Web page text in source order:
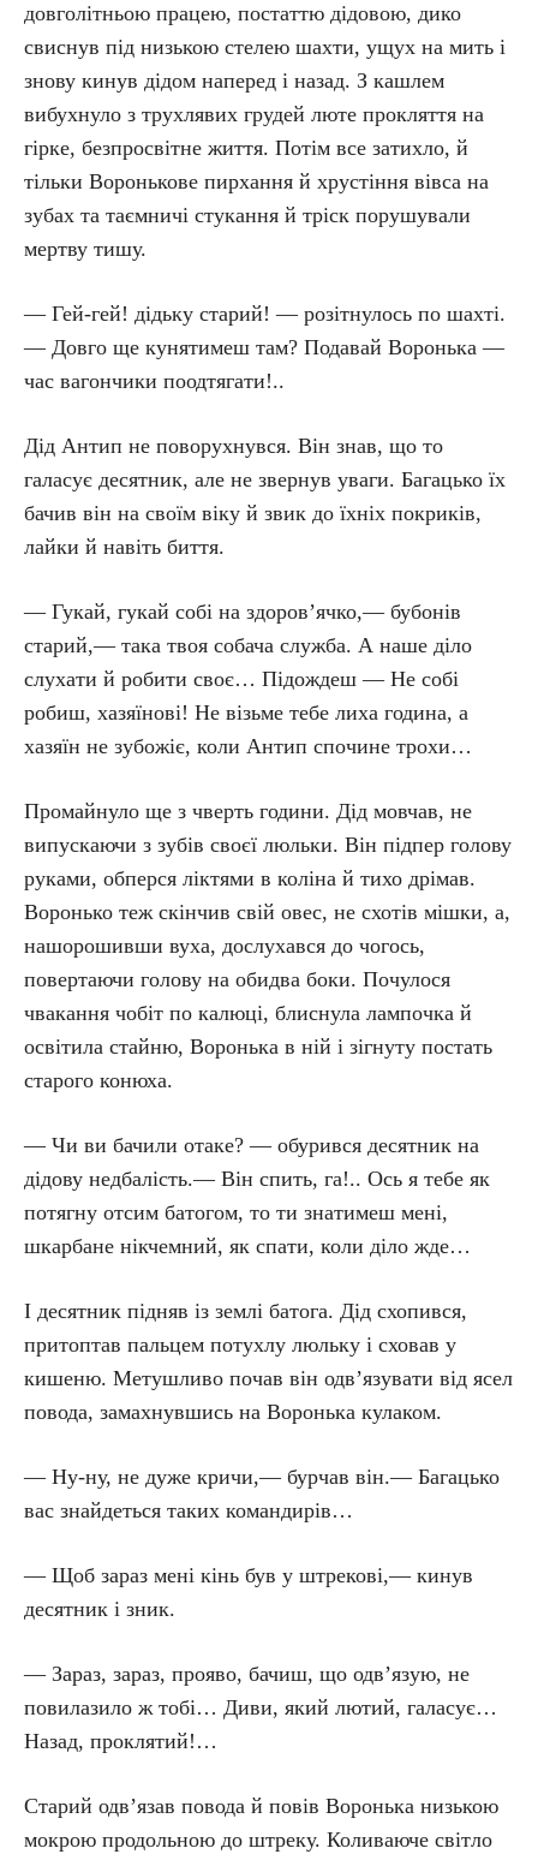
довголітньою працею, постаттю дідовою, дико
свиснув під низькою стелею шахти, ущух на мить і
знову кинув дідом наперед і назад. З кашлем
вибухнуло з трухлявих грудей люте прокляття на
гірке, безпросвітне життя. Потім все затихло, й
тільки Воронькове пирхання й хрустіння вівса на
зубах та таємничі стукання й тріск порушували
мертву тишу.
— Гей-гей! дідьку старий! — розітнулось по шахті.
— Довго ще кунятимеш там? Подавай Воронька —
час вагончики поодтягати!..
Дід Антип не поворухнувся. Він знав, що то
галасує десятник, але не звернув уваги. Багацько їх
бачив він на своїм віку й звик до їхніх покриків,
лайки й навіть биття.
— Гукай, гукай собі на здоров’ячко,— бубонів
старий,— така твоя собача служба. А наше діло
слухати й робити своє… Підождеш — Не собі
робиш, хазяїнові! Не візьме тебе лиха година, а
хазяїн не зубожіє, коли Антип спочине трохи…
Промайнуло ще з чверть години. Дід мовчав, не
випускаючи з зубів своєї люльки. Він підпер голову
руками, обперся ліктями в коліна й тихо дрімав.
Воронько теж скінчив свій овес, не схотів мішки, а,
нашорошивши вуха, дослухався до чогось,
повертаючи голову на обидва боки. Почулося
чвакання чобіт по калюці, блиснула лампочка й
освітила стайню, Воронька в ній і зігнуту постать
старого конюха.
— Чи ви бачили отаке? — обурився десятник на
дідову недбалість.— Він спить, га!.. Ось я тебе як
потягну отсим батогом, то ти знатимеш мені,
шкарбане нікчемний, як спати, коли діло жде…
І десятник підняв із землі батога. Дід схопився,
притоптав пальцем потухлу люльку і сховав у
кишеню. Метушливо почав він одв’язувати від ясел
повода, замахнувшись на Воронька кулаком.
— Ну-ну, не дуже кричи,— бурчав він.— Багацько
вас знайдеться таких командирів…
— Щоб зараз мені кінь був у штрекові,— кинув
десятник і зник.
— Зараз, зараз, прояво, бачиш, що одв’язую, не
повилазило ж тобі… Диви, який лютий, галасує…
Назад, проклятий!…
Старий одв’язав повода й повів Воронька низькою
мокрою продольною до штреку. Коливаюче світло